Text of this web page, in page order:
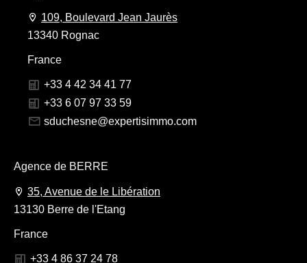
109, Boulevard Jean Jaurès
13340 Rognac
France
+33 4 42 34 41 77
+33 6 07 97 33 59
sduchesne@expertisimmo.com
Agence de BERRE
35, Avenue de le Libération
13130 Berre de l'Etang
France
+33 4 86 37 24 78